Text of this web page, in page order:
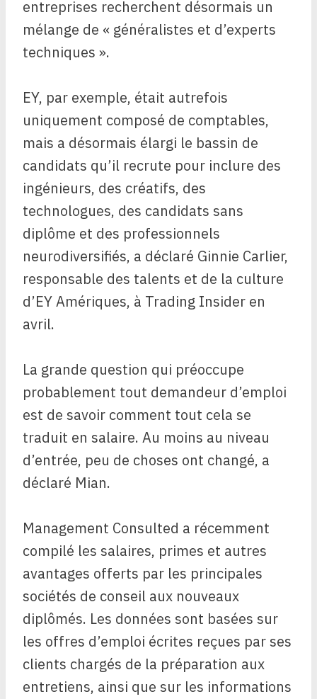
entreprises recherchent désormais un
mélange de « généralistes et d’experts
techniques ».
EY, par exemple, était autrefois
uniquement composé de comptables,
mais a désormais élargi le bassin de
candidats qu’il recrute pour inclure des
ingénieurs, des créatifs, des
technologues, des candidats sans
diplôme et des professionnels
neurodiversifiés, a déclaré Ginnie Carlier,
responsable des talents et de la culture
d’EY Amériques, à Trading Insider en
avril.
La grande question qui préoccupe
probablement tout demandeur d’emploi
est de savoir comment tout cela se
traduit en salaire. Au moins au niveau
d’entrée, peu de choses ont changé, a
déclaré Mian.
Management Consulted a récemment
compilé les salaires, primes et autres
avantages offerts par les principales
sociétés de conseil aux nouveaux
diplômés. Les données sont basées sur
les offres d’emploi écrites reçues par ses
clients chargés de la préparation aux
entretiens, ainsi que sur les informations